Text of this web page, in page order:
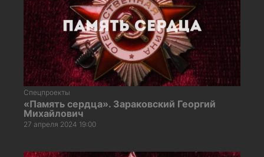
Спецпроекты
«Память сердца». Зараковский Георгий
Михайлович
27 апреля 2024 19:00